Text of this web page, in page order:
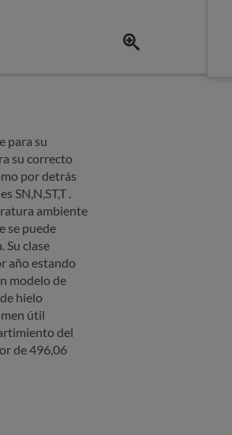
para su
su correcto
por detrás
SN,N,ST,T .
ambiente
se puede
Su clase
año estando
modelo de
hielo
útil
del
de 496,06